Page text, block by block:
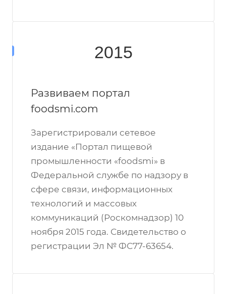
2015
Развиваем портал
foodsmi.com
Зарегистрировали сетевое
издание «Портал пищевой
промышленности «foodsmi» в
Федеральной службе по надзору в
сфере связи, информационных
технологий и массовых
коммуникаций (Роскомнадзор) 10
ноября 2015 года. Свидетельство о
регистрации Эл № ФС77-63654.